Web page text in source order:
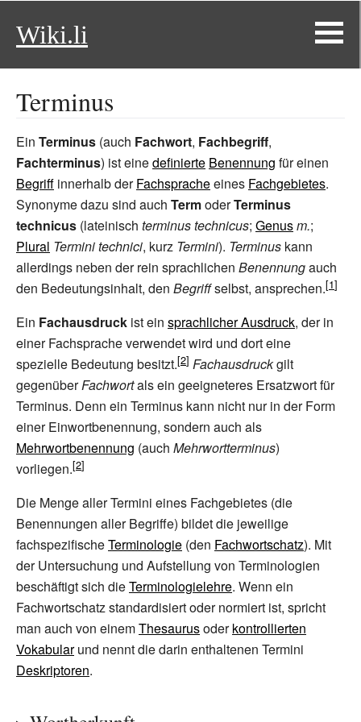
Wiki.li
Terminus
Ein Terminus (auch Fachwort, Fachbegriff,
Fachterminus) ist einedefinierte Benennung für einen
Begriff innerhalb derFachspracheeines Fachgebietes.
Synonyme dazu sind auch TermoderTerminus
technicus (lateinisch terminus technicus; Genusm.;
Plural Termini technici, kurz Termini). Terminus kann
allerdings neben der rein sprachlichen Benennungauch
den Bedeutungsinhalt, den Begriffselbst, ansprechen.
Ein Fachausdruck ist ein sprachlicher Ausdruck, der in
einer Fachsprache verwendet wird und dort eine
spezielle Bedeutung besitzt.
Fachausdruckgilt
gegenüberFachwortals ein geeigneteres Ersatzwort für
Terminus. Denn ein Terminus kann nicht nur in der Form
einer Einwortbenennung, sondern auch als
Mehrwortbenennung (auch Mehrwortterminus)
vorliegen.
Die Menge aller Termini eines Fachgebietes (die
Benennungen aller Begriffe) bildet die jeweilige
fachspezifischeTerminologie (den Fachwortschatz). Mit
der Untersuchung und Aufstellung von Terminologien
beschäftigt sich dieTerminologielehre. Wenn ein
Fachwortschatz standardisiert oder normiert ist, spricht
man auch von einemThesaurusoderkontrollierten
Vokabularund nennt die darin enthaltenen Termini
Deskriptoren.